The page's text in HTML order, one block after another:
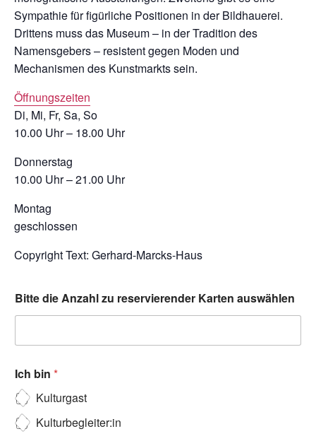
Sympathie für figürliche Positionen in der Bildhauerei.
Drittens muss das Museum – in der Tradition des
Namensgebers – resistent gegen Moden und
Mechanismen des Kunstmarkts sein.
Öffnungszeiten
Di, Mi, Fr, Sa, So
10.00 Uhr – 18.00 Uhr
Donnerstag
10.00 Uhr – 21.00 Uhr
Montag
geschlossen
Copyright Text: Gerhard-Marcks-Haus
Bitte die Anzahl zu reservierender Karten auswählen
Ich bin *
Kulturgast
Kulturbegleiter:in